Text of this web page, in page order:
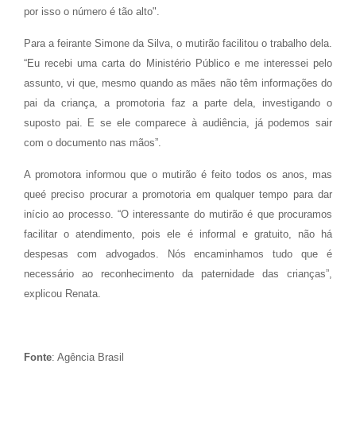
por isso o número é tão alto".
Para a feirante Simone da Silva, o mutirão facilitou o trabalho dela.
“Eu recebi uma carta do Ministério Público e me interessei pelo
assunto, vi que, mesmo quando as mães não têm informações do
pai da criança, a promotoria faz a parte dela, investigando o
suposto pai. E se ele comparece à audiência, já podemos sair
com o documento nas mãos”.
A promotora informou que o mutirão é feito todos os anos, mas
queé preciso procurar a promotoria em qualquer tempo para dar
início ao processo. “O interessante do mutirão é que procuramos
facilitar o atendimento, pois ele é informal e gratuito, não há
despesas com advogados. Nós encaminhamos tudo que é
necessário ao reconhecimento da paternidade das crianças”,
explicou Renata.
Fonte: Agência Brasil